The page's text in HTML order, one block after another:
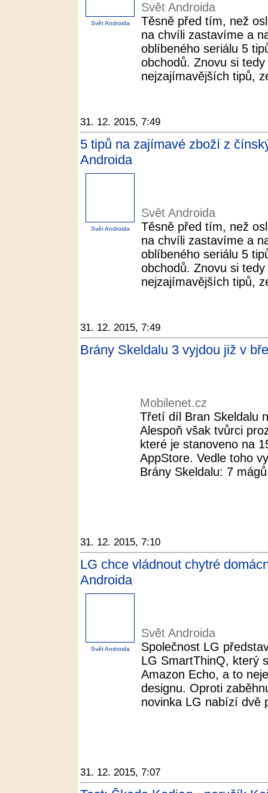
Svět Androida
Svět Androida
Těsně před tím, než
na chvíli zastavíme a
oblíbeného seriálu 5
obchodů. Znovu si
nejzajímavějších tipů,
31. 12. 2015, 7:49
5 tipů na zajímavé zboží z
Androida
Svět Androida
Svět Androida
Těsně před tím, než
na chvíli zastavíme a
oblíbeného seriálu 5
obchodů. Znovu si
nejzajímavějších tipů,
31. 12. 2015, 7:49
Brány Skeldalu 3 vyjdou již v
Mobilenet.cz
Třetí díl Bran Skeldalu
Alespoň však tvůrci
které je stanoveno na
AppStore. Vedle toho
Brány Skeldalu: 7
31. 12. 2015, 7:10
LG chce vládnout chytré
Androida
Svět Androida
Svět Androida
Společnost LG
LG SmartThinQ, který
Amazon Echo, a to
designu. Oproti
novinka LG nabízí dvě
31. 12. 2015, 7:07